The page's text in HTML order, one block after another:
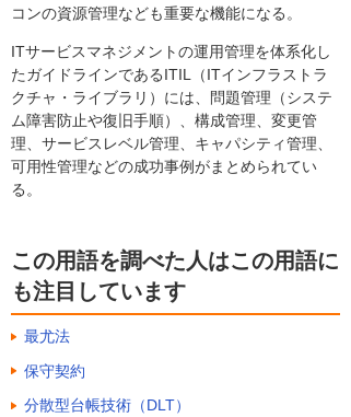
コンの資源管理なども重要な機能になる。
ITサービスマネジメントの運用管理を体系化し
たガイドラインであるITIL（ITインフラストラ
クチャ・ライブラリ）には、問題管理（システ
ム障害防止や復旧手順）、構成管理、変更管
理、サービスレベル管理、キャパシティ管理、
可用性管理などの成功事例がまとめられてい
る。
この用語を調べた人はこの用語に
も注目しています
最尤法
保守契約
分散型台帳技術（DLT）